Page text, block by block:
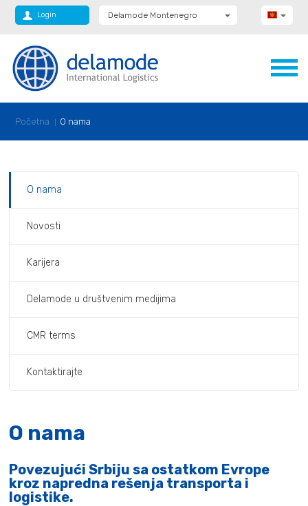
Login
Delamode Montenegro
Delamode Bulgaria
Delamode Estonia
Delamode Latvia
Početna O nama
O nama
Novosti
Karijera
Delamode u društvenim medijima
CMR terms
Kontaktirajte
O nama
Povezujući Srbiju sa ostatkom Evrope
kroz napredna rešenja transporta i
logistike.